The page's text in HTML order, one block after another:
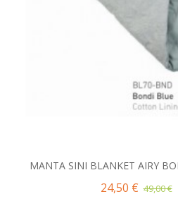
MANTA SINI BLANKET AIRY
24,50 € 49,00 €